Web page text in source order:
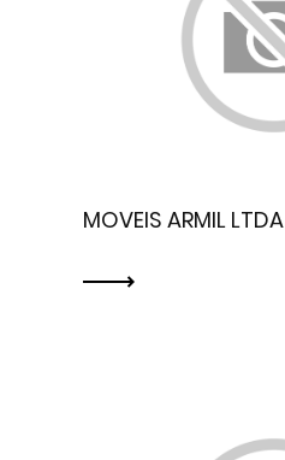
MOVEIS ARMIL LTDA